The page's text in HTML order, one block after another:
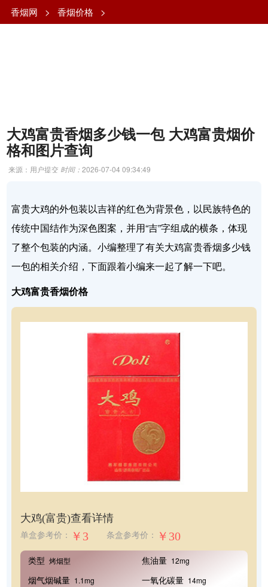
香烟网 > 香烟价格 >
大鸡富贵香烟多少钱一包 大鸡富贵烟价
格和图片查询
来源：用户提交 时间：2026-07-04 09:34:49
富贵大鸡的外包装以吉祥的红色为背景色，以民族特色的
传统中国结作为深色图案，并用“吉”字组成的横条，体现
了整个包装的内涵。小编整理了有关大鸡富贵香烟多少钱
一包的相关介绍，下面跟着小编来一起了解一下吧。
大鸡富贵香烟价格
大鸡(富贵)查看详情
单盒参考价： ￥3 条盒参考价： ￥30
类型 烤烟型 焦油量 12mg
烟气烟碱量 1.1mg 一氧化碳量 14mg